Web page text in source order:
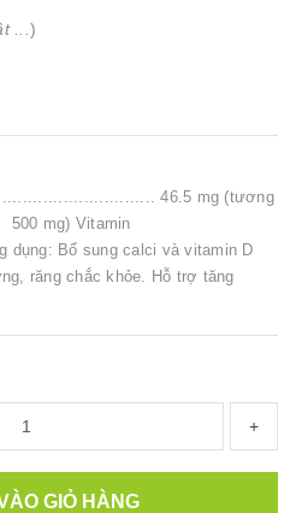
... )
46.5 mg (tương
mg) Vitamin
Bổ sung calci và vitamin D
răng chắc khỏe. Hỗ trợ tăng
+
GIỎ HÀNG